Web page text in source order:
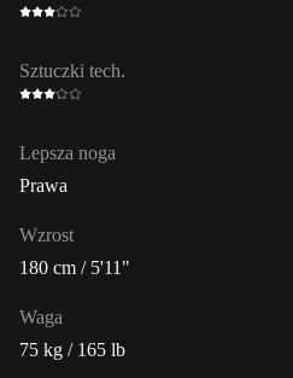
Sztuczki tech.
Lepsza noga
Prawa
Wzrost
180 cm / 5'11"
Waga
75 kg / 165 lb